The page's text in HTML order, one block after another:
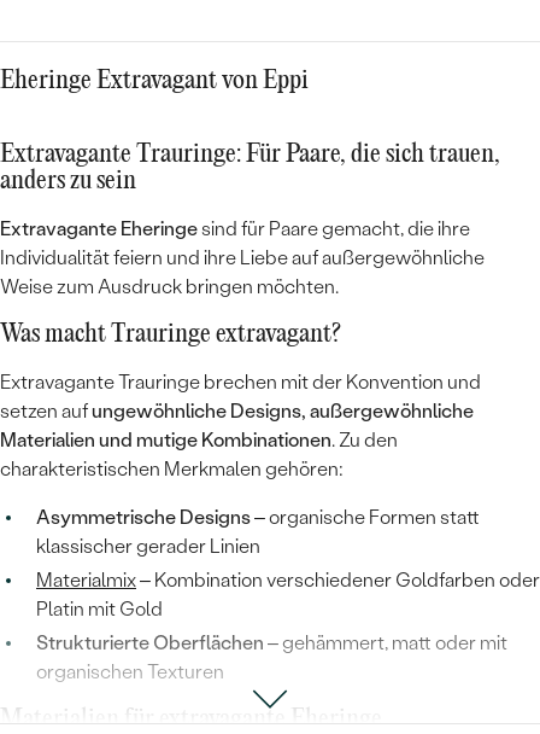
Eheringe Extravagant von Eppi
Extravagante Trauringe: Für Paare, die sich trauen,
anders zu sein
Extravagante Eheringesind für Paare gemacht, die ihre
Individualität feiern und ihre Liebe auf außergewöhnliche
Weise zum Ausdruck bringen möchten.
Was macht Trauringe extravagant?
Extravagante Trauringe brechen mit der Konvention und
setzen aufungewöhnliche Designs, außergewöhnliche
Materialien und mutige Kombinationen. Zu den
charakteristischen Merkmalen gehören:
Asymmetrische Designs– organische Formen statt
klassischer gerader Linien
Materialmix– Kombination verschiedener Goldfarben oder
Platin mit Gold
Strukturierte Oberflächen – gehämmert, matt oder mit
organischen Texturen
Materialien für extravagante Eheringe